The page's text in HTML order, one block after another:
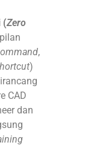
(Zero
,
)
CAD
dan